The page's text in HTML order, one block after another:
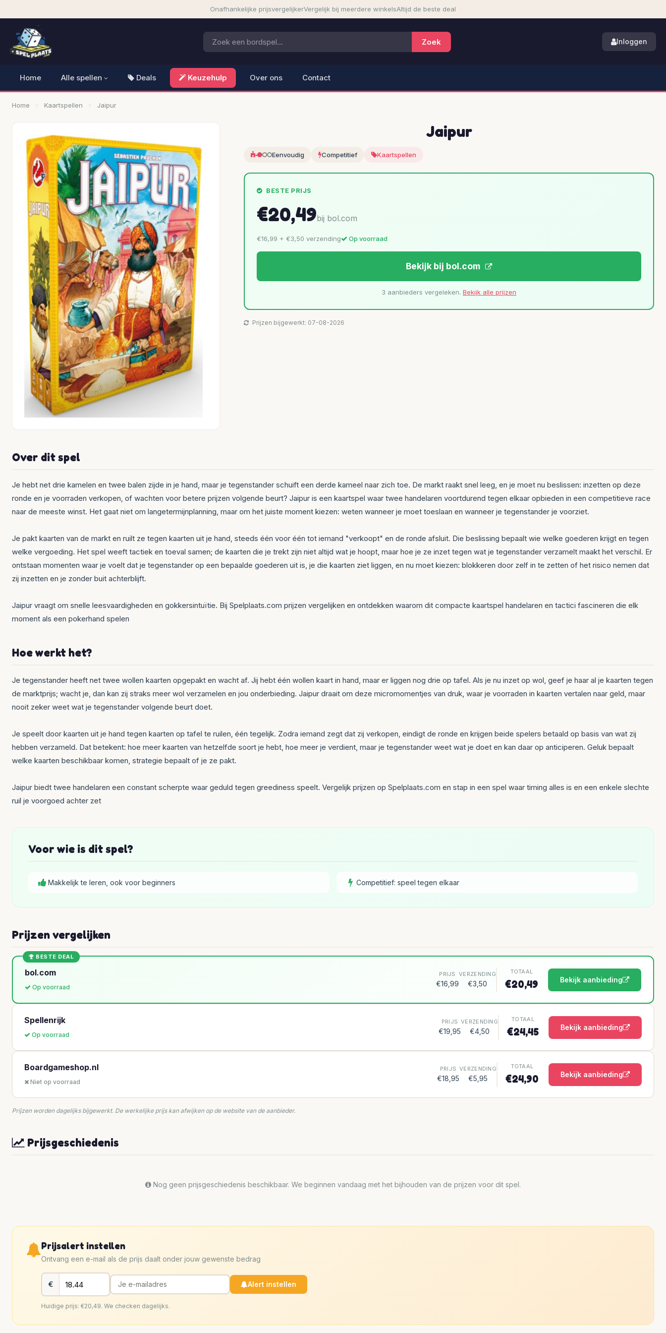
Onafhankelijke prijsvergelijkerVergelijk bij meerdere winkelsAltijd de beste deal
Inloggen
Home Alle spellen Deals Keuzehulp Over ons Contact
Home Kaartspellen Jaipur
Jaipur
Eenvoudig Competitief Kaartspellen
BESTE PRIJS
€20,49bij bol.com
€16,99 + €3,50 verzending Op voorraad
Bekijk bij bol.com
3 aanbieders vergeleken. Bekijk alle prijzen
Prijzen bijgewerkt: 07-08-2026
Over dit spel
Je hebt net drie kamelen en twee balen zijde in je hand, maar je tegenstander schuift een derde kameel naar zich toe. De markt raakt snel leeg, en je moet nu beslissen: inzetten op deze
ronde en je voorraden verkopen, of wachten voor betere prijzen volgende beurt? Jaipur is een kaartspel waar twee handelaren voortdurend tegen elkaar opbieden in een competitieve race
naar de meeste winst. Het gaat niet om langetermijnplanning, maar om het juiste moment kiezen: weten wanneer je moet toeslaan en wanneer je tegenstander je voorziet.
Je pakt kaarten van de markt en ruilt ze tegen kaarten uit je hand, steeds één voor één tot iemand "verkoopt" en de ronde afsluit. Die beslissing bepaalt wie welke goederen krijgt en tegen
welke vergoeding. Het spel weeft tactiek en toeval samen; de kaarten die je trekt zijn niet altijd wat je hoopt, maar hoe je ze inzet tegen wat je tegenstander verzamelt maakt het verschil. Er
ontstaan momenten waar je voelt dat je tegenstander op een bepaalde goederen uit is, je die kaarten ziet liggen, en nu moet kiezen: blokkeren door zelf in te zetten of het risico nemen dat
zij inzetten en je zonder buit achterblijft.
Jaipur vraagt om snelle leesvaardigheden en gokkersintuïtie. Bij Spelplaats.com prijzen vergelijken en ontdekken waarom dit compacte kaartspel handelaren en tactici fascineren die elk
moment als een pokerhand spelen
Hoe werkt het?
Je tegenstander heeft net twee wollen kaarten opgepakt en wacht af. Jij hebt één wollen kaart in hand, maar er liggen nog drie op tafel. Als je nu inzet op wol, geef je haar al je kaarten tegen
de marktprijs; wacht je, dan kan zij straks meer wol verzamelen en jou onderbieding. Jaipur draait om deze micromomentjes van druk, waar je voorraden in kaarten vertalen naar geld, maar
nooit zeker weet wat je tegenstander volgende beurt doet.
Je speelt door kaarten uit je hand tegen kaarten op tafel te ruilen, één tegelijk. Zodra iemand zegt dat zij verkopen, eindigt de ronde en krijgen beide spelers betaald op basis van wat zij
hebben verzameld. Dat betekent: hoe meer kaarten van hetzelfde soort je hebt, hoe meer je verdient, maar je tegenstander weet wat je doet en kan daar op anticiperen. Geluk bepaalt
welke kaarten beschikbaar komen, strategie bepaalt of je ze pakt.
Jaipur biedt twee handelaren een constant scherpte waar geduld tegen greediness speelt. Vergelijk prijzen op Spelplaats.com en stap in een spel waar timing alles is en een enkele slechte
ruil je voorgoed achter zet
Voor wie is dit spel?
Makkelijk te leren, ook voor beginners Competitief: speel tegen elkaar
Prijzen vergelijken
BESTE DEAL
bol.com
Op voorraad
PRIJS
€16,99
VERZENDING
€3,50
TOTAAL
€20,49 Bekijk aanbieding
Spellenrijk
Op voorraad
PRIJS
€19,95
VERZENDING
€4,50
TOTAAL
€24,45 Bekijk aanbieding
Boardgameshop.nl
Niet op voorraad
PRIJS
€18,95
VERZENDING
€5,95
TOTAAL
€24,90 Bekijk aanbieding
Prijzen worden dagelijks bijgewerkt. De werkelijke prijs kan afwijken op de website van de aanbieder.
Prijsgeschiedenis
Nog geen prijsgeschiedenis beschikbaar. We beginnen vandaag met het bijhouden van de prijzen voor dit spel.
Prijsalert instellen
Ontvang een e-mail als de prijs daalt onder jouw gewenste bedrag
€ Alert instellen
Huidige prijs: €20,49. We checken dagelijks.